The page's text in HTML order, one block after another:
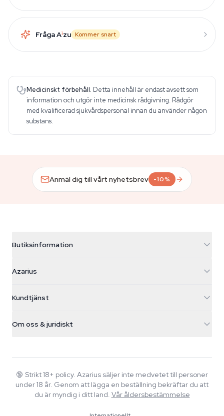
Fråga Aizu Kommer snart
Medicinskt förbehåll. Detta innehåll är endast avsett som
information och utgör inte medicinsk rådgivning. Rådgör
med kvalificerad sjukvårdspersonal innan du använder någon
substans.
Anmäl dig till vårt nyhetsbrev -10%
Butiksinformation
Galvaniweg 11
Nederland
+31(0)204897914
Azarius
Magiska svampar
Smokeshop
Kundtjänst
Returpolicy
Vanliga frågor
Integritetspolicy
Om oss & juridiskt
Wiki
Blog
Musik
🔞 Strikt 18+ policy. Azarius säljer inte medvetet till personer
under 18 år. Genom att lägga en beställning bekräftar du att
du är myndig i ditt land. Vår åldersbestämmelse